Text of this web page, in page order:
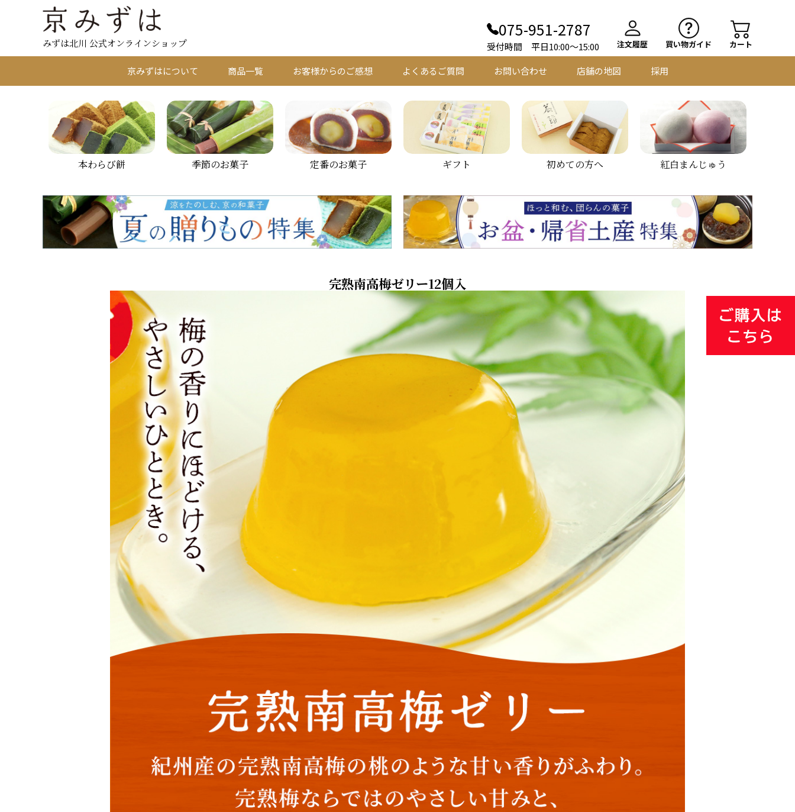
みずは北川 公式オンラインショップ
075-951-2787
受付時間 平日10:00～15:00 注文履歴 買い物ガイド カート
京みずはについて 商品一覧 お客様からのご感想 よくあるご質問 お問い合わせ 店舗の地図 採用
本わらび餅 季節のお菓子 定番のお菓子 ギフト 初めての方へ 紅白まんじゅう
完熟南高梅ゼリー12個入